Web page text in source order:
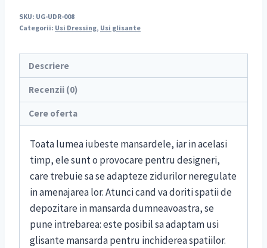
SKU: UG-UDR-008
Categorii: Usi Dressing, Usi glisante
Descriere
Recenzii (0)
Cere oferta
Toata lumea iubeste mansardele, iar in acelasi
timp, ele sunt o provocare pentru designeri,
care trebuie sa se adapteze zidurilor neregulate
in amenajarea lor. Atunci cand va doriti spatii de
depozitare in mansarda dumneavoastra, se
pune intrebarea: este posibil sa adaptam usi
glisante mansarda pentru inchiderea spatiilor.